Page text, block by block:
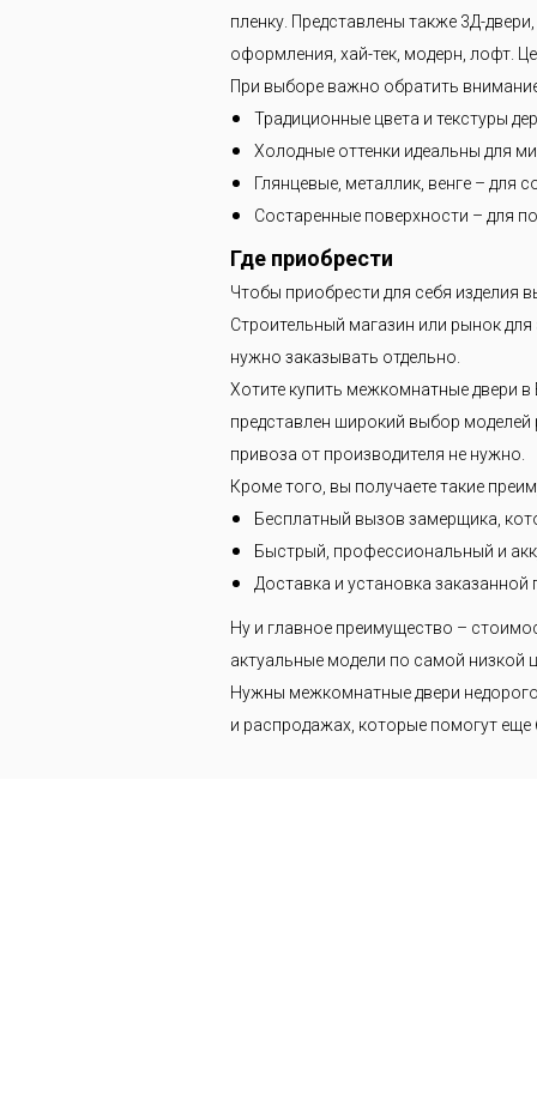
пленку. Представлены также 3Д-
оформления, хай-тек, модерн, лофт.
При выборе важно обратить
Традиционные цвета и текстуры
Холодные оттенки идеальны для
Глянцевые, металлик, венге – для
Состаренные поверхности – для
Где приобрести
Чтобы приобрести для себя изделия
Строительный магазин или рынок для
нужно заказывать отдельно.
Хотите купить межкомнатные двери в
представлен широкий выбор моделей
привоза от производителя не нужно.
Кроме того, вы получаете такие
Бесплатный вызов замерщика,
Быстрый, профессиональный и
Доставка и установка
Ну и главное преимущество –
актуальные модели по самой низкой
Нужны межкомнатные двери
и распродажах, которые помогут